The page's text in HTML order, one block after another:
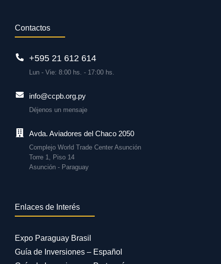
Contactos
+595 21 612 614
Lun - Vie: 8:00 hs. - 17:00 hs.
info@ccpb.org.py
Déjenos un mensaje
Avda. Aviadores del Chaco 2050
Complejo World Trade Center Asunción
Torre 1, Piso 14
Asunción - Paraguay
Enlaces de Interés
Expo Paraguay Brasil
Guía de Inversiones – Español